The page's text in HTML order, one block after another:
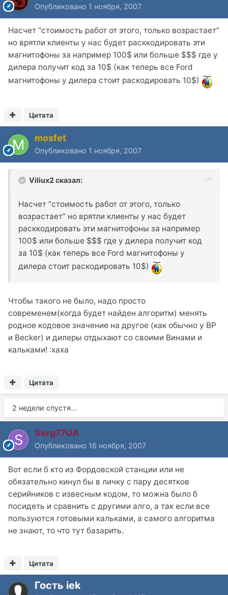
Опубликовано 1 ноября, 2007
Насчет “стоимость работ от этого, только возрастает”
но врятли клиенты у нас будет расккодировать эти
магнитофоны за например 100$ или больше $$$ где у
дилера получит код за 10$ (как теперь все Ford
магнитофоны у дилера стоит раскодировать 10$)
Цитата
mosfet
Опубликовано 1 ноября, 2007
Viliux2 сказал:
Насчет “стоимость работ от этого, только
возрастает” но врятли клиенты у нас будет
расккодировать эти магнитофоны за например
100$ или больше $$$ где у дилера получит код
за 10$ (как теперь все Ford магнитофоны у
дилера стоит раскодировать 10$)
Чтобы такого не было, надо просто
современем(когда будет найден алгоритм) менять
родное кодовое значение на другое (как обычно у BP
и Becker) и дилеры отдыхают со своими Винами и
кальками! :xaxa
Цитата
2 недели спустя...
Serg77UA
Опубликовано 16 ноября, 2007
Вот если б кто из Фордовской станции или не
обязательно кинул бы в личку с пару десятков
серийников с извесным кодом, то можна было б
посидеть и сравнить с другими алго, а так если все
пользуются готовыми кальками, а самого алгоритма
не знают, то что тут базарить.
Цитата
Гость iek